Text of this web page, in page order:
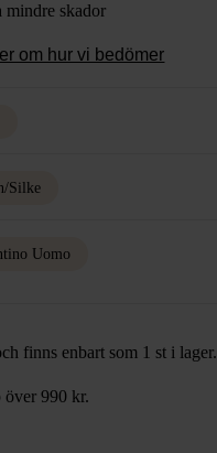
mindre skador
om hur vi bedömer
Silke
Uomo
finns enbart som 1 st i lager.
990 kr.